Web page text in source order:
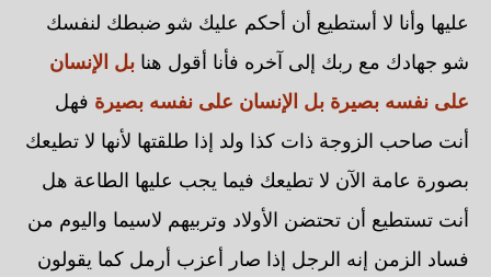
عليها وأنا لا أستطيع أن أحكم عليك شو ضبطك لنفسك
شو جهادك مع ربك إلى آخره فأنا أقول هنا بل الإنسان
على نفسه بصيرة بل الإنسان على نفسه بصيرة فهل
أنت صاحب الزوجة ذات كذا ولد إذا طلقتها لأنها لا تطيعك
بصورة عامة الآن لا تطيعك فيما يجب عليها الطاعة هل
أنت تستطيع أن تحتضن الأولاد وتربيهم لاسيما واليوم من
فساد الزمن إنه الرجل إذا صار أعزب أرمل كما يقولون